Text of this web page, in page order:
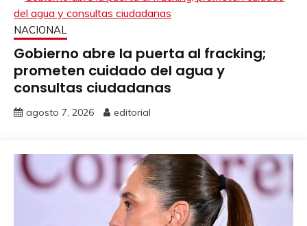
NACIONAL
Gobierno abre la puerta al fracking;
prometen cuidado del agua y
consultas ciudadanas
agosto 7, 2026 editorial